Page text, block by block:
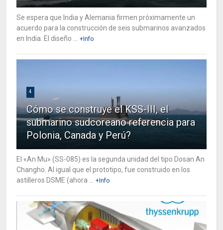
Se espera que India y Alemania firmen próximamente un
acuerdo para la construcción de seis submarinos avanzados
en India. El diseño ...
+Info
4
Cómo se construye el KSS-III, el
submarino sudcoreano referencia para
Polonia, Canada y Perú?
El «An Mu» (SS-085) es la segunda unidad del tipo Dosan An
Changho. Al igual que el prototipo, fue construido en los
astilleros DSME (ahora ...
+Info